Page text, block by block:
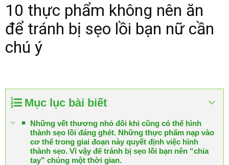
10 thực phẩm không nên ăn
để tránh bị sẹo lồi bạn nữ cần
chú ý
Mục lục bài biết
Những vết thương nhỏ đôi khi cũng có thể hình
thành sẹo lồi đáng ghét. Những thực phẩm nạp vào
cơ thể trong giai đoạn này quyết định việc hình
thành sẹo. Vì vậy để tránh bị sẹo lồi bạn nên “chia
tay” chúng một thời gian.